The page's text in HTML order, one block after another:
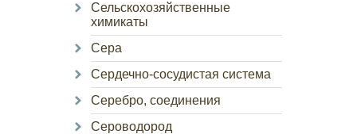
Сельскохозяйственные
химикаты
Сера
Сердечно-сосудистая система
Серебро, соединения
Сероводород